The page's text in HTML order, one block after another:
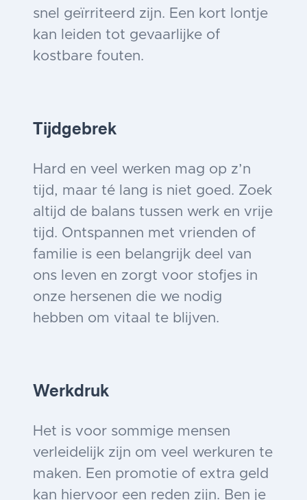
snel geïrriteerd zijn. Een kort lontje
kan leiden tot gevaarlijke of
kostbare fouten.
Tijdgebrek
Hard en veel werken mag op z’n
tijd, maar té lang is niet goed. Zoek
altijd de balans tussen werk en vrije
tijd. Ontspannen met vrienden of
familie is een belangrijk deel van
ons leven en zorgt voor stofjes in
onze hersenen die we nodig
hebben om vitaal te blijven.
Werkdruk
Het is voor sommige mensen
verleidelijk zijn om veel werkuren te
maken. Een promotie of extra geld
kan hiervoor een reden zijn. Ben je